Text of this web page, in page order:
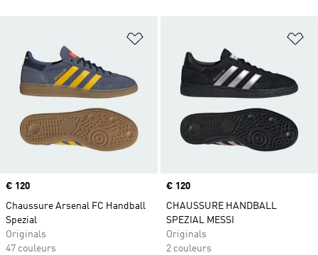
Ajouter à la Liste de produits
Prix
€ 120
Chaussure Arsenal FC Handball
Spezial
Originals
47 couleurs
Prix
€ 120
CHAUSSURE HANDBALL
SPEZIAL MESSI
Originals
2 couleurs